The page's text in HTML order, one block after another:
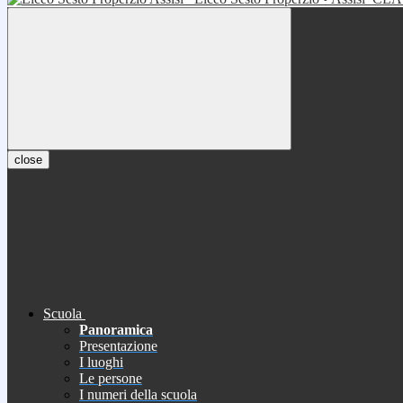
close
Scuola
Panoramica
Presentazione
I luoghi
Le persone
I numeri della scuola